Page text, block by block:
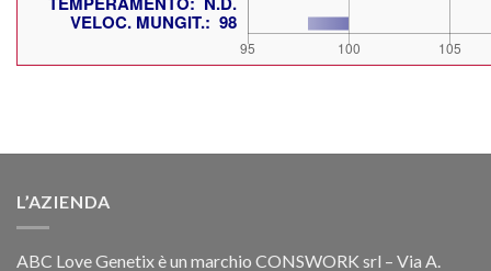
L’AZIENDA
ABC Love Genetix è un marchio CONSWORK srl – Via A.